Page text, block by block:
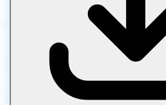
Enlaces de amigos
¿Buscas ampliar tu flujo de trabajo
SEO herramientas de redacción
artículos asistida y optimización en
Política de privacidadTérminos del